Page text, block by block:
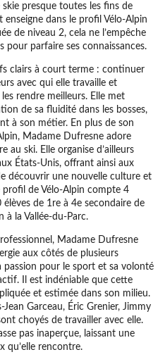
skie presque toutes les fins de
dans le profil Vélo-Alpin
de niveau 2, cela ne l’empêche
pour parfaire ses connaissances.
clairs à court terme : continuer
avec qui elle travaille et
rendre meilleurs. Elle met
de sa fluidité dans les bosses,
à son métier. En plus de son
Madame Dufresne adore
au ski. Elle organise d’ailleurs
États-Unis, offrant ainsi aux
découvrir une nouvelle culture et
de Vélo-Alpin compte 4
de 1re à 4e secondaire de
à la Vallée-du-Parc.
Madame Dufresne
aux côtés de plusieurs
passion pour le sport et sa volonté
Il est indéniable que cette
et estimée dans son milieu.
Garceau, Éric Grenier, Jimmy
choyés de travailler avec elle.
pas inaperçue, laissant une
qu’elle rencontre.